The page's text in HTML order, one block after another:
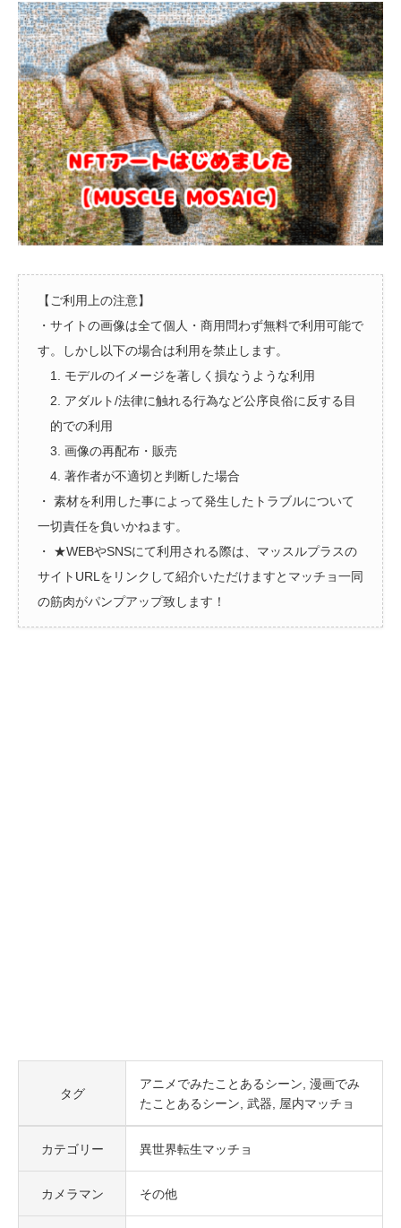
【ご利用上の注意】
・サイトの画像は全て個人・商用問わず無料で利用可能で
す。しかし以下の場合は利用を禁止します。
1. モデルのイメージを著しく損なうような利用
2. アダルト/法律に触れる行為など公序良俗に反する目
的での利用
3. 画像の再配布・販売
4. 著作者が不適切と判断した場合
・ 素材を利用した事によって発生したトラブルについて
一切責任を負いかねます。
・ ★WEBやSNSにて利用される際は、マッスルプラスの
サイトURLをリンクして紹介いただけますとマッチョ一同
の筋肉がパンプアップ致します！
タグ
アニメでみたことあるシーン 漫画でみ
たことあるシーン 武器 屋内マッチョ
カテゴリー 異世界転生マッチョ
カメラマン その他